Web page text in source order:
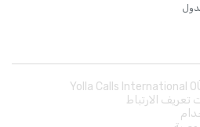
الارتباط